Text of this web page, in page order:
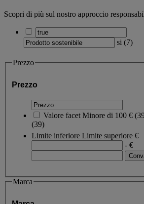
Scopri di più sul nostro approccio
si (7)
Prezzo
Prezzo
Valore facet Minore di 100 € (
(39)
Limite inferiore Limite superiore €
- €
Marca